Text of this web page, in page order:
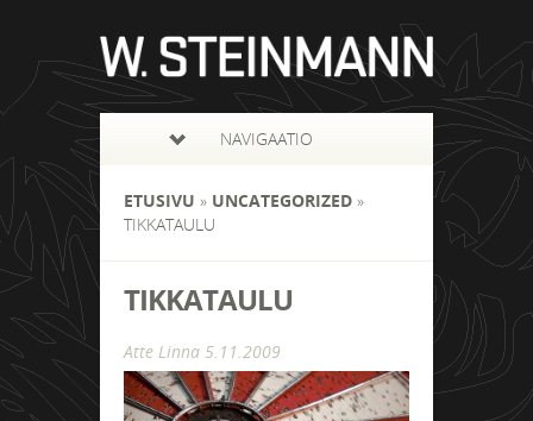
NAVIGAATIO
ETUSIVU » UNCATEGORIZED »
TIKKATAULU
TIKKATAULU
Atte Linna 5.11.2009